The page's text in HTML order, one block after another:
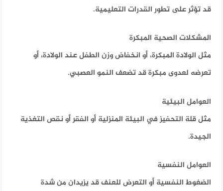
قد تؤثر على تطور القدرات التعليمية.
المشكلات الصحية المبكرة
مثل الولادة المبكرة، أو انخفاض وزن الطفل عند الولادة، أو
تعرضه لعدوى مبكرة قد تضعف النمو العصبي.
العوامل البيئية
مثل قلة التحفيز في البيئة المنزلية أو الفقر أو نقص التغذية
الجيدة.
العوامل النفسية
الضغوط النفسية أو التعرض للعنف قد يزيدان من شدة